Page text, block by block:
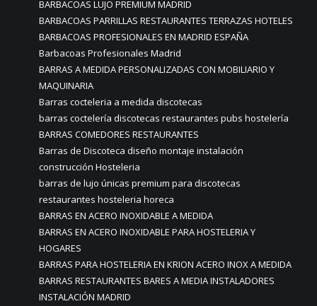
BARBACOAS LUJO PREMIUM MADRID
BARBACOAS PARRILLAS RESTAURANTES TERRAZAS HOTELES
BARBACOAS PROFESIONALES EN MADRID ESPAÑA
Barbacoas Profesionales Madrid
BARRAS A MEDIDA PERSONALIZADAS CON MOBILIARIO Y
MAQUINARIA
Barras cocteleria a medida discotecas
barras coctelería discotecas restaurantes pubs hostelería
BARRAS COMEDORES RESTAURANTES
Barras de Discoteca diseño montaje instalación
construcción Hosteleria
barras de lujo únicas premium para discotecas
restaurantes hosteleria horeca
BARRAS EN ACERO INOXIDABLE A MEDIDA
BARRAS EN ACERO INOXIDABLE PARA HOSTELERIA Y
HOGARES
BARRAS PARA HOSTELERIA EN KRION ACERO INOX A MEDIDA
BARRAS RESTAURANTES BARES A MEDIA INSTALADORES
INSTALACIÓN MADRID